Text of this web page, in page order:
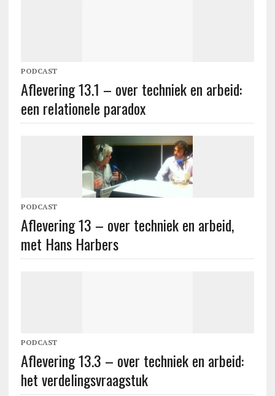
PODCAST
Aflevering 13.1 – over techniek en arbeid:
een relationele paradox
PODCAST
Aflevering 13 – over techniek en arbeid,
met Hans Harbers
PODCAST
Aflevering 13.3 – over techniek en arbeid:
het verdelingsvraagstuk